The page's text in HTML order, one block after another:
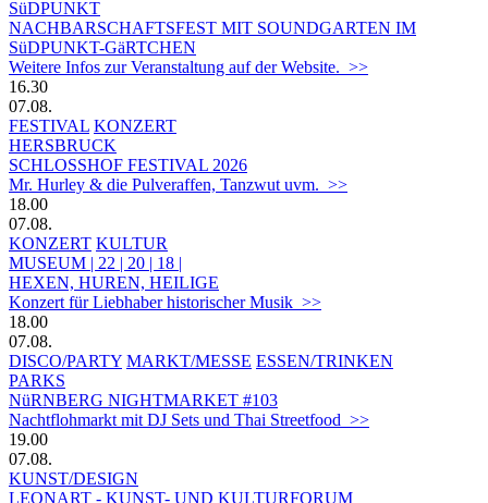
SüDPUNKT
NACHBARSCHAFTSFEST MIT SOUNDGARTEN IM
SüDPUNKT-GäRTCHEN
Weitere Infos zur Veranstaltung auf der Website. >>
16.30
07.08.
FESTIVAL KONZERT
HERSBRUCK
SCHLOSSHOF FESTIVAL 2026
Mr. Hurley & die Pulveraffen, Tanzwut uvm. >>
18.00
07.08.
KONZERT KULTUR
MUSEUM | 22 | 20 | 18 |
HEXEN, HUREN, HEILIGE
Konzert für Liebhaber historischer Musik >>
18.00
07.08.
DISCO/PARTY MARKT/MESSE ESSEN/TRINKEN
PARKS
NüRNBERG NIGHTMARKET #103
Nachtflohmarkt mit DJ Sets und Thai Streetfood >>
19.00
07.08.
KUNST/DESIGN
LEONART - KUNST- UND KULTURFORUM